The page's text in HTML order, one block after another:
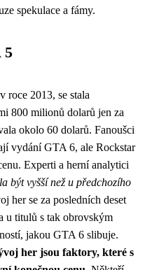
spekulace a fámy.
5
roce 2013, se stala
800 milionů dolarů jen za
okolo 60 dolarů. Fanoušci
vydání GTA 6, ale Rockstar
Experti a herní analytici
být vyšší než u předchozího
her se za posledních deset
u titulů s tak obrovským
jakou GTA 6 slibuje.
her jsou faktory, které s